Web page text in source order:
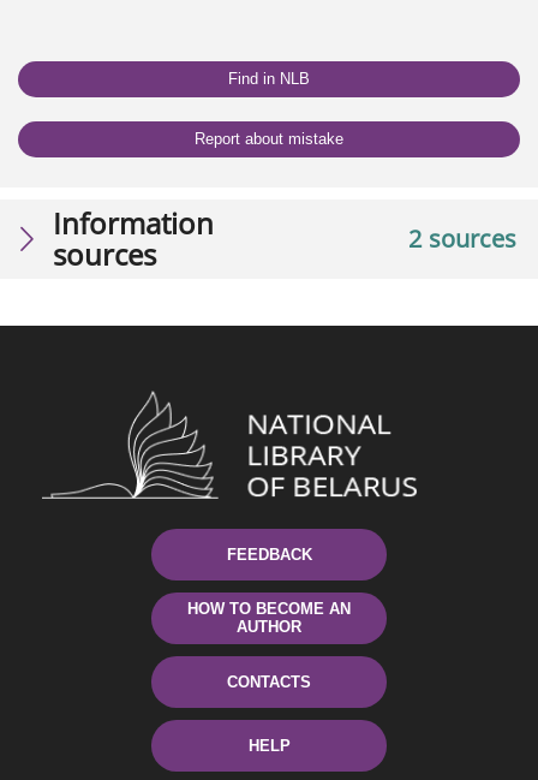
Find in NLB
Report about mistake
2 sources
Information
sources
FEEDBACK
HOW TO BECOME AN
AUTHOR
CONTACTS
HELP